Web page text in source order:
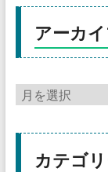
アーカ
カテゴ